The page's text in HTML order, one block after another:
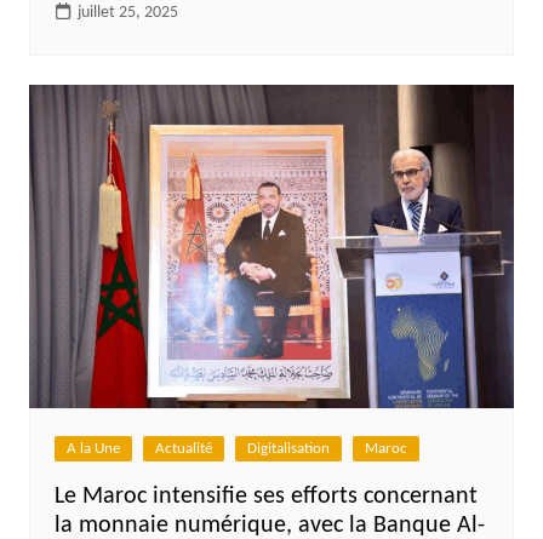
juillet 25, 2025
A la Une Actualité Digitalisation Maroc
Le Maroc intensifie ses efforts concernant
la monnaie numérique, avec la Banque Al-